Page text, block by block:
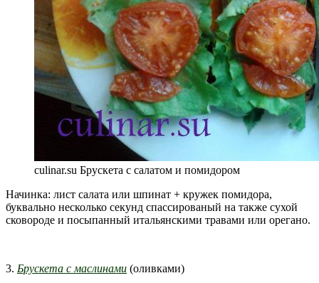
culinar.su Брускета с салатом и помидором
Начинка: лист салата или шпинат + кружек помидора,
буквально несколько секунд спассированый на также сухой
сковороде и посыпанный итальянскими травами или орегано.
3. Брускета с маслинами (оливками)